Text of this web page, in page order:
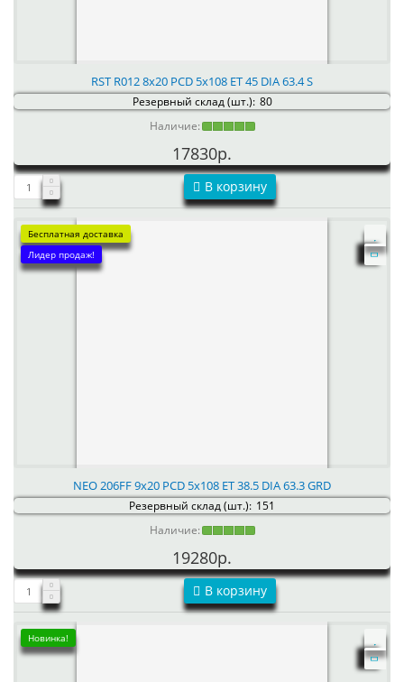
RST R012 8x20 PCD 5x108 ET 45 DIA 63.4 S
Резервный склад (шт.): 80
Наличие:
17830р.
В корзину
Бесплатная доставка
Лидер продаж!
NEO 206FF 9x20 PCD 5x108 ET 38.5 DIA 63.3 GRD
Резервный склад (шт.): 151
Наличие:
19280р.
В корзину
Новинка!